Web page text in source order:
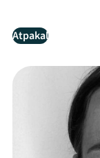
Atpakaļ